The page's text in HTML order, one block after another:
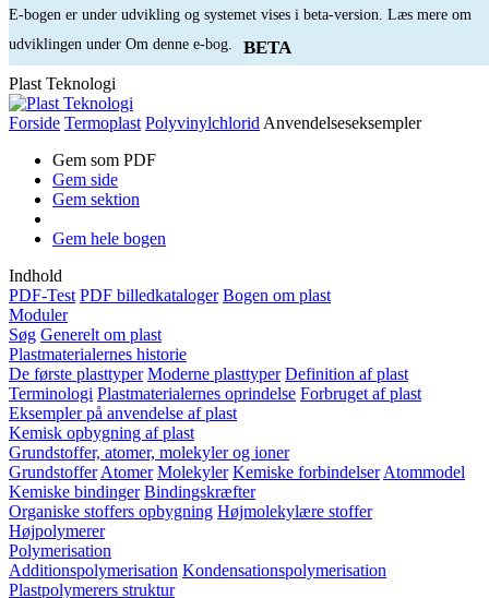
E-bogen er under udvikling og systemet vises i beta-version. Læs mere om
udviklingen under Om denne e-bog.
BETA
Plast Teknologi
Forside Termoplast Polyvinylchlorid Anvendelseseksempler
Gem som PDF
Gem side
Gem sektion
Gem hele bogen
Indhold
PDF-Test PDF billedkataloger Bogen om plast
Moduler
Søg Generelt om plast
Plastmaterialernes historie
De første plasttyper Moderne plasttyper Definition af plast
Terminologi Plastmaterialernes oprindelse Forbruget af plast
Eksempler på anvendelse af plast
Kemisk opbygning af plast
Grundstoffer, atomer, molekyler og ioner
Grundstoffer Atomer Molekyler Kemiske forbindelser Atommodel
Kemiske bindinger Bindingskræfter
Organiske stoffers opbygning Højmolekylære stoffer
Højpolymerer
Polymerisation
Additionspolymerisation Kondensationspolymerisation
Plastpolymerers struktur